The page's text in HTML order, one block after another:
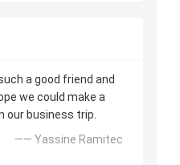
a good friend and
we could make a
our business trip.
—— Yassine Ramitec